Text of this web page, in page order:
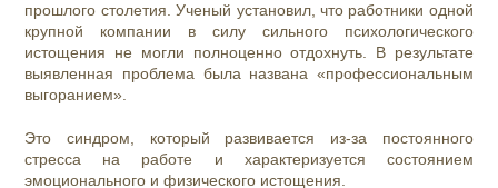
прошлого столетия. Ученый установил, что работники одной
крупной компании в силу сильного психологического
истощения не могли полноценно отдохнуть. В результате
выявленная проблема была названа «профессиональным
выгоранием».
Это синдром, который развивается из-за постоянного
стресса на работе и характеризуется состоянием
эмоционального и физического истощения.